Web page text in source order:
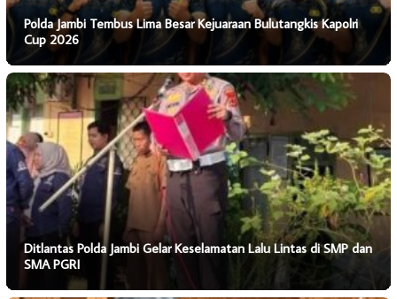
Polda Jambi Tembus Lima Besar Kejuaraan Bulutangkis Kapolri
Cup 2026
Ditlantas Polda Jambi Gelar Keselamatan Lalu Lintas di SMP dan
SMA PGRI